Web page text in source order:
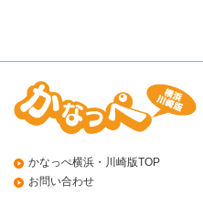
かなっぺ横浜・川崎版TOP
お問い合わせ